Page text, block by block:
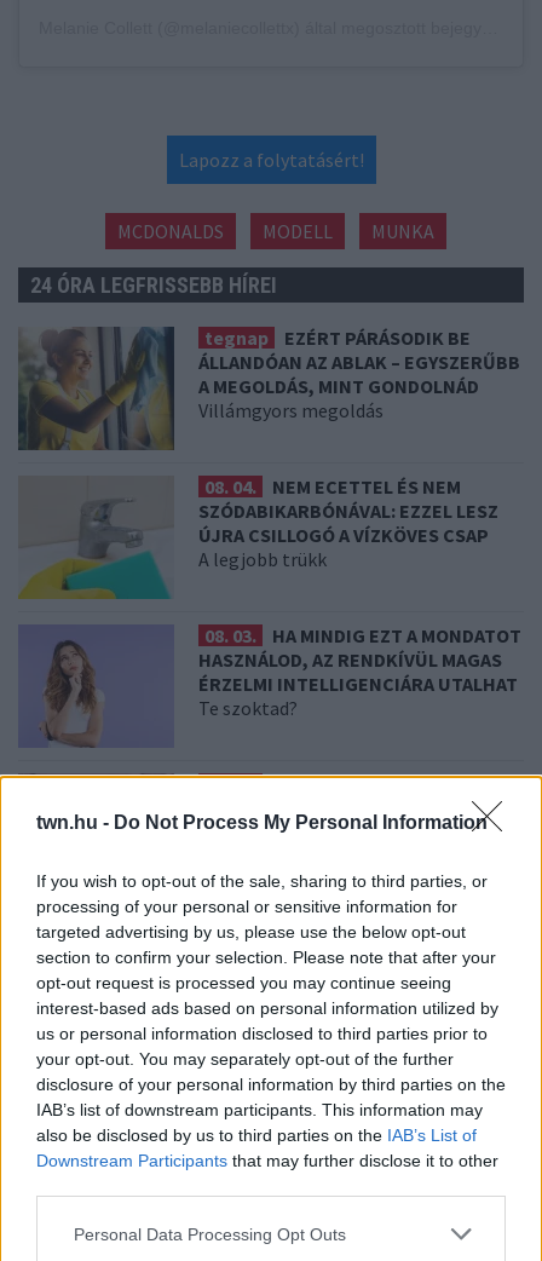
twn.hu - Do Not Process My Personal Information
If you wish to opt-out of the sale, sharing to third parties, or
processing of your personal or sensitive information for
targeted advertising by us, please use the below opt-out
section to confirm your selection. Please note that after your
opt-out request is processed you may continue seeing
interest-based ads based on personal information utilized by
us or personal information disclosed to third parties prior to
your opt-out. You may separately opt-out of the further
disclosure of your personal information by third parties on the
IAB’s list of downstream participants. This information may
also be disclosed by us to third parties on the IAB’s List of
Downstream Participants that may further disclose it to other
Please note that this website/app uses one or more Google
Personal Data Processing Opt Outs
Lapozz a folytatásért!
MCDONALDS MODELL MUNKA
24 ÓRA LEGFRISSEBB HÍREI
tegnap
EZÉRT PÁRÁSODIK BE
ÁLLANDÓAN AZ ABLAK – EGYSZERŰBB
A MEGOLDÁS, MINT GONDOLNÁD
Villámgyors megoldás
08. 04.
NEM ECETTEL ÉS NEM
SZÓDABIKARBÓNÁVAL: EZZEL LESZ
ÚJRA CSILLOGÓ A VÍZKÖVES CSAP
A legjobb trükk
08. 03.
HA MINDIG EZT A MONDATOT
HASZNÁLOD, AZ RENDKÍVÜL MAGAS
ÉRZELMI INTELLIGENCIÁRA UTALHAT
Te szoktad?
08. 02.
SOKAN ROSSZUL TÁROLJÁK
CSÖKKENHET A HATÁSUK
08. 01.
EGYRE TÖBB FIATALNÁL JELENTKEZIK EZ A
VITAMINHIÁNY – ILYEN JELEKRE FIGYELJ
Erre figyelj!
07. 31.
NEM A CITROMSAV, AZ ECET VAGY A
SZÓDABIKARBÓNA A LEGERŐSEBB: EZT HASZNÁLJÁK A
SZÁLLODÁKBAN A VÍZKŐ ELLEN
Ez a szer tényleg eltünteti a vízkövet
07. 31.
HAGYD A SÓT: EGY CSIPET EBBŐL A FŐZŐVÍZBE,
ÉS SOKKAL FINOMABB LESZ A FŐTT KRUMPLI
Titkos hozzávaló
EZZEL LOCSOLD HETENTE EGYSZER: KÉTSZER